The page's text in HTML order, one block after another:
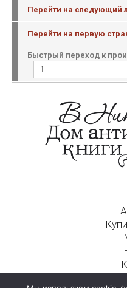
Перейти на следующий
Перейти на первую
Быстрый переход к